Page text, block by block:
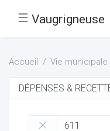
☰ Vaugrigneuse
Accueil Vie municipale